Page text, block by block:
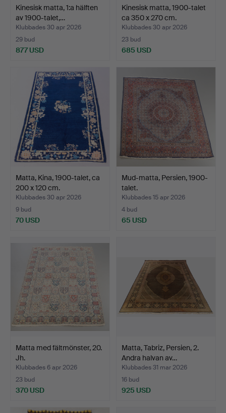
Kinesisk matta, 1:a hälften
av 1900-talet,…
Klubbades 30 apr 2026
29 bud
877 USD
Kinesisk matta, 1900-talet
ca 350 x 270 cm.
Klubbades 30 apr 2026
23 bud
685 USD
Matta, Kina, 1900-talet, ca
200 x 120 cm.
Klubbades 30 apr 2026
9 bud
70 USD
Mud-matta, Persien, 1900-
talet.
Klubbades 15 apr 2026
4 bud
65 USD
Matta med fältmönster, 20.
Jh.
Klubbades 6 apr 2026
23 bud
370 USD
Matta, Tabriz, Persien, 2.
Andra halvan av…
Klubbades 31 mar 2026
16 bud
925 USD